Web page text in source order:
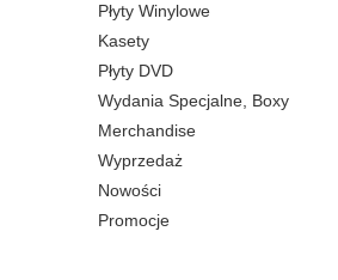
Płyty Winylowe
Kasety
Płyty DVD
Wydania Specjalne, Boxy
Merchandise
Wyprzedaż
Nowości
Promocje